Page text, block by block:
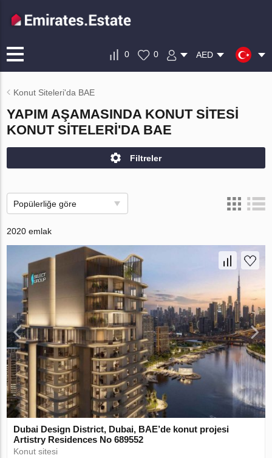
0 0 AED
Konut Siteleri'da BAE
YAPIM AŞAMASINDA KONUT SITESI
KONUT SITELERI'DA BAE
Filtreler
Popülerliğe göre
2020 emlak
Dubai Design District, Dubai, BAE’de konut projesi
Artistry Residences No 689552
Konut sitesi